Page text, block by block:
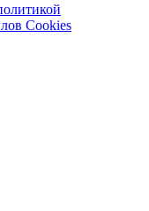
Cookies